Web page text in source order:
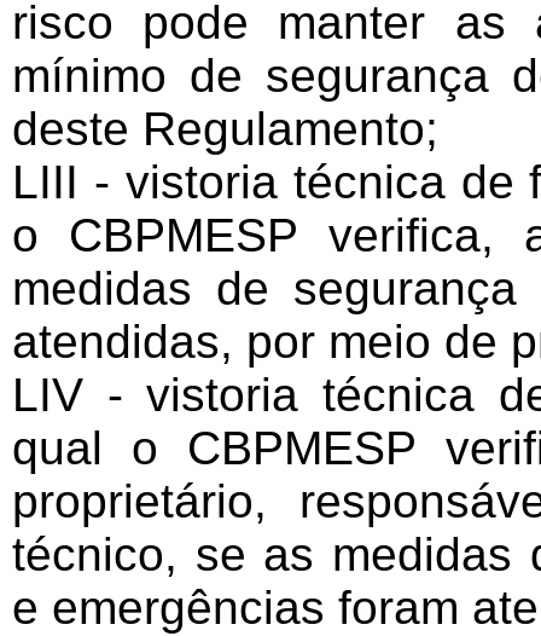
risco pode manter as
mínimo de segurança
deste Regulamento;
LIII - vistoria técnica de
o CBPMESP verifica,
medidas de
atendidas, por meio de
LIV - vistoria técnica
qual o CBPMESP
proprietário,
técnico, se as medidas
e emergências foram